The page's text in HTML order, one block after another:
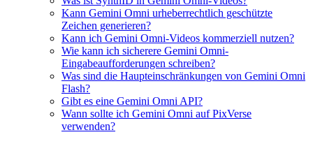
Kann Gemini Omni urheberrechtlich geschützte
Zeichen generieren?
Kann ich Gemini Omni-Videos kommerziell nutzen?
Wie kann ich sicherere Gemini Omni-
Eingabeaufforderungen schreiben?
Was sind die Haupteinschränkungen von Gemini Omni
Flash?
Gibt es eine Gemini Omni API?
Wann sollte ich Gemini Omni auf PixVerse
verwenden?